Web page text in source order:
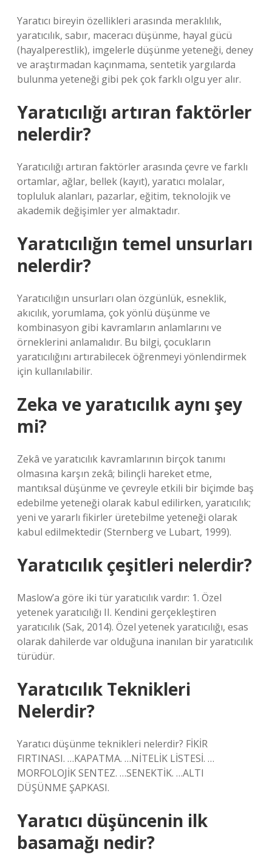
Yaratıcı bireyin özellikleri arasında meraklılık,
yaratıcılık, sabır, maceracı düşünme, hayal gücü
(hayalperestlik), imgelerle düşünme yeteneği, deney
ve araştırmadan kaçınmama, sentetik yargılarda
bulunma yeteneği gibi pek çok farklı olgu yer alır.
Yaratıcılığı artıran faktörler
nelerdir?
Yaratıcılığı artıran faktörler arasında çevre ve farklı
ortamlar, ağlar, bellek (kayıt), yaratıcı molalar,
topluluk alanları, pazarlar, eğitim, teknolojik ve
akademik değişimler yer almaktadır.
Yaratıcılığın temel unsurları
nelerdir?
Yaratıcılığın unsurları olan özgünlük, esneklik,
akıcılık, yorumlama, çok yönlü düşünme ve
kombinasyon gibi kavramların anlamlarını ve
örneklerini anlamalıdır. Bu bilgi, çocukların
yaratıcılığını artırabilecek öğrenmeyi yönlendirmek
için kullanılabilir.
Zeka ve yaratıcılık aynı şey
mi?
Zekâ ve yaratıcılık kavramlarının birçok tanımı
olmasına karşın zekâ; bilinçli hareket etme,
mantıksal düşünme ve çevreyle etkili bir biçimde baş
edebilme yeteneği olarak kabul edilirken, yaratıcılık;
yeni ve yararlı fikirler üretebilme yeteneği olarak
kabul edilmektedir (Sternberg ve Lubart, 1999).
Yaratıcılık çeşitleri nelerdir?
Maslow’a göre iki tür yaratıcılık vardır: 1. Özel
yetenek yaratıcılığı II. Kendini gerçekleştiren
yaratıcılık (Sak, 2014). Özel yetenek yaratıcılığı, esas
olarak dahilerde var olduğuna inanılan bir yaratıcılık
türüdür.
Yaratıcılık Teknikleri
Nelerdir?
Yaratıcı düşünme teknikleri nelerdir? FİKİR
FIRTINASI. …KAPATMA. …NİTELİK LİSTESİ. …
MORFOLOJİK SENTEZ. …SENEKTİK. …ALTI
DÜŞÜNME ŞAPKASI.
Yaratıcı düşüncenin ilk
basamağı nedir?